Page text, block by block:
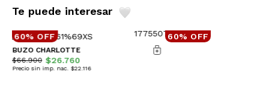
Te puede interesar
60% OFF
BUZO CHARLOTTE
$66.900 $26.760
Precio sin imp. nac. $22.116
60% OFF